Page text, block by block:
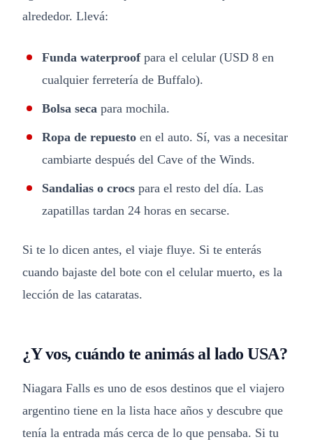
alrededor. Llevá:
Funda waterproofpara el celular (USD 8 en
cualquier ferretería de Buffalo).
Bolsa seca para mochila.
Ropa de repuesto en el auto. Sí, vas a necesitar
cambiarte después del Cave of the Winds.
Sandalias o crocs para el resto del día. Las
zapatillas tardan 24 horas en secarse.
Si te lo dicen antes, el viaje fluye. Si te enterás
cuando bajaste del bote con el celular muerto, es la
lección de las cataratas.
¿Y vos, cuándo te animás al lado USA?
Niagara Falls es uno de esos destinos que el viajero
argentino tiene en la lista hace años y descubre que
tenía la entrada más cerca de lo que pensaba. Si tu